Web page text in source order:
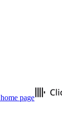
home page